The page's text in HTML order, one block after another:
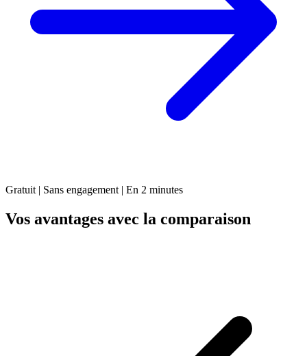
Gratuit | Sans engagement | En 2 minutes
Vos avantages avec la comparaison